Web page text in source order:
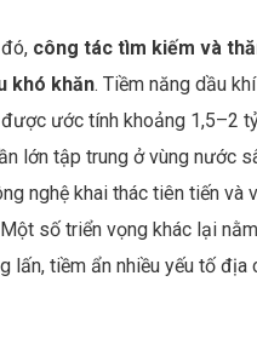
công tác tìm kiếm và
khó khăn. Tiềm năng dầu
ước tính khoảng 1,5–2
lớn tập trung ở vùng nước
nghệ khai thác tiên tiến và
số triển vọng khác lại
lấn, tiềm ẩn nhiều yếu tố địa